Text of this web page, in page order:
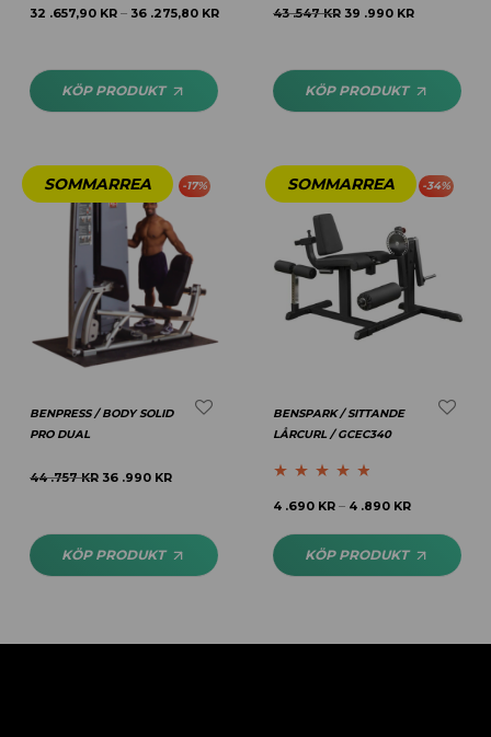
32 .657,90 KR – 36 .275,80 KR
KÖP PRODUKT
43 .547KR 39 .990 KR
KÖP PRODUKT
-17%
BENPRESS / BODY SOLID
PRO DUAL
44 .757KR 36 .990 KR
KÖP PRODUKT
-34%
BENSPARK / SITTANDE
LÅRCURL / GCEC340
Betygsatt 4.64
4 .690 KR – 4 .890 KR
KÖP PRODUKT